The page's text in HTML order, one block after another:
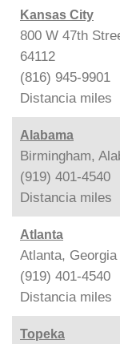
Kansas City
800 W 47th
64112
(816) 945-9901
Distancia miles
Alabama
Birmingham,
(919) 401-4540
Distancia miles
Atlanta
Atlanta, Georgia
(919) 401-4540
Distancia miles
Topeka